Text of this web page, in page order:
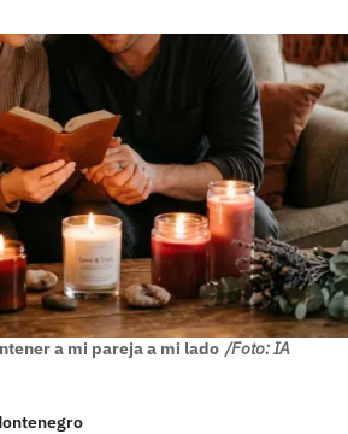
a mi pareja a mi lado /Foto: IA